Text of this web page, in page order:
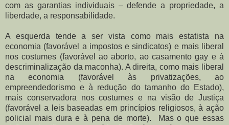
com as garantias individuais – defende a propriedade, a
liberdade, a responsabilidade.
A esquerda tende a ser vista como mais estatista na
economia (favorável a impostos e sindicatos) e mais liberal
nos costumes (favorável ao aborto, ao casamento gay e à
descriminalização da maconha). A direita, como mais liberal
na economia (favorável às privatizações, ao
empreendedorismo e à redução do tamanho do Estado),
mais conservadora nos costumes e na visão de Justiça
(favorável a leis baseadas em princípios religiosos, à ação
policial mais dura e à pena de morte). Mas o que essas